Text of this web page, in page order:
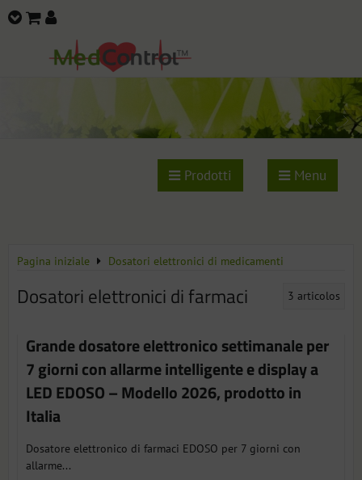
Prodotti Menu
Pagina iniziale Dosatori elettronici di medicamenti
Dosatori elettronici di farmaci 3 articolos
Grande dosatore elettronico settimanale per
7 giorni con allarme intelligente e display a
LED EDOSO – Modello 2026, prodotto in
Italia
Dosatore elettronico di farmaci EDOSO per 7 giorni con
allarme...